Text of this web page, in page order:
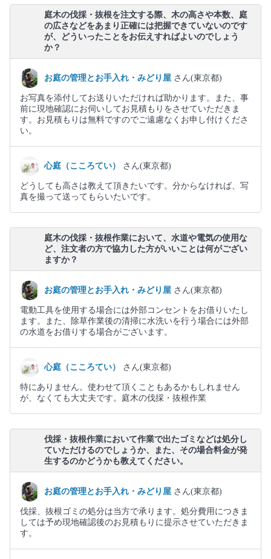
庭木の伐採・抜根を注文する際、木の高さや本数、庭
の広さなどをあまり正確には把握できていないのです
が、どういったことをお伝えすればよいのでしょう
か？
お庭の管理とお手入れ・みどり屋 さん(東京都)
お写真を添付してお送りいただければ助かります。また、事
前に現地確認にお伺いしてお見積もりをさせていただきま
す。お見積もりは無料ですのでご遠慮なくお申し付けくださ
い。
心庭（こころてい） さん(東京都)
どうしても高さは教えて頂きたいです。分からなければ、写
真を撮って送ってもらいたいです。
庭木の伐採・抜根作業において、水道や電気の使用な
ど、注文者の方で協力した方がいいことは何がござい
ますか？
お庭の管理とお手入れ・みどり屋 さん(東京都)
電動工具を使用する場合には外部コンセントをお借りいたし
ます。また、除草作業後の清掃に水洗いを行う場合には外部
の水道をお借りする場合がございます。
心庭（こころてい） さん(東京都)
特にありません。使わせて頂くこともあるかもしれません
が、なくても大丈夫です。庭木の伐採・抜根作業
伐採・抜根作業において作業で出たゴミなどは処分し
ていただけるのでしょうか、また、その場合料金が発
生するのかどうかも教えてください。
お庭の管理とお手入れ・みどり屋 さん(東京都)
伐採、抜根ゴミの処分は当方で承ります。処分費用につきま
しては予め現地確認後のお見積もりに提示させていただきま
す。